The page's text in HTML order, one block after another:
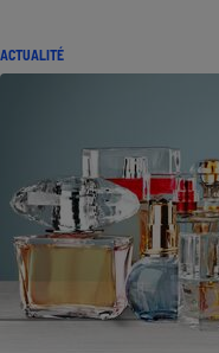
ACTUALITÉ